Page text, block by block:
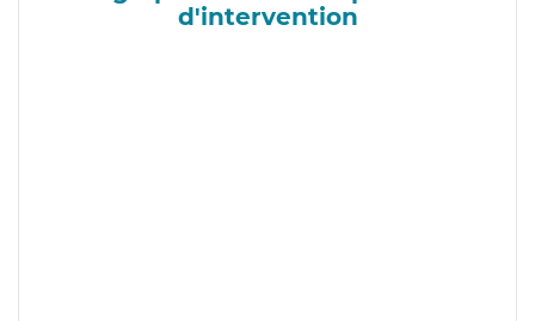
d'intervention